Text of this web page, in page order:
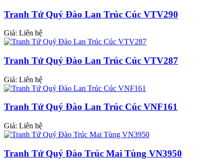
Tranh Tứ Quý Đào Lan Trúc Cúc VTV290
Giá: Liên hệ
Tranh Tứ Quý Đào Lan Trúc Cúc VTV287
Giá: Liên hệ
Tranh Tứ Quý Đào Lan Trúc Cúc VNF161
Giá: Liên hệ
Tranh Tứ Quý Đào Trúc Mai Tùng VN3950